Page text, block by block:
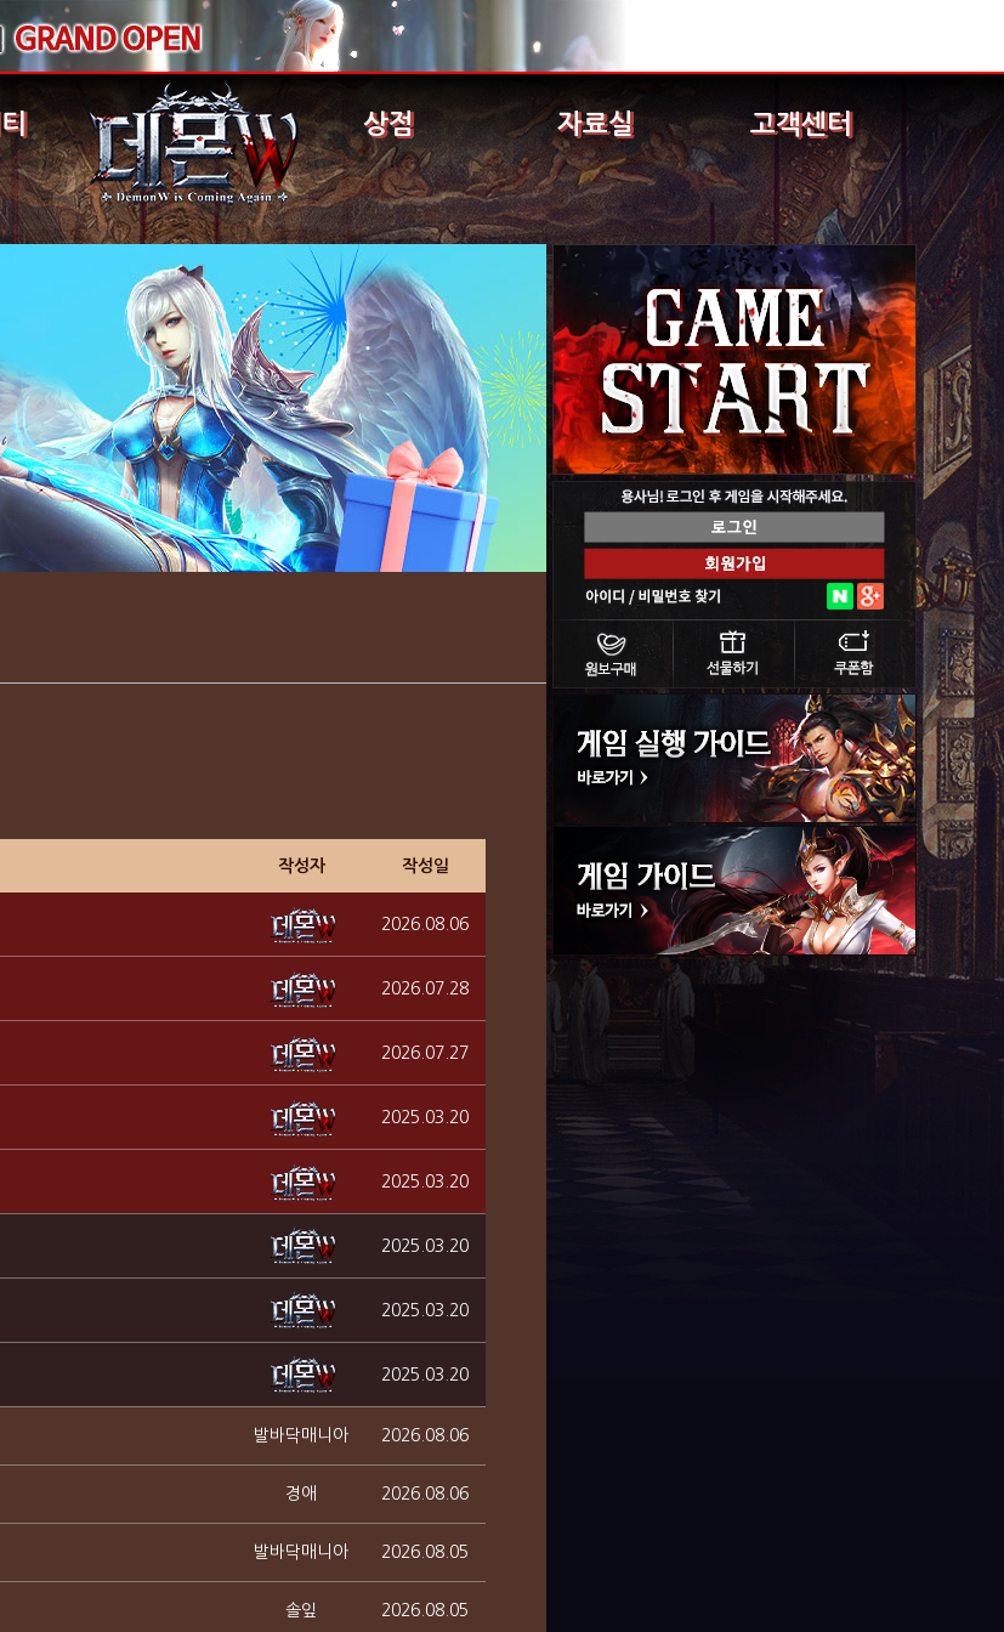
상점 자료실 고객센터
작성자 작성일
2026.08.06
2026.07.28
2026.07.27
2025.03.20
2025.03.20
2025.03.20
2025.03.20
2025.03.20
발바닥매니아 2026.08.06
경애 2026.08.06
발바닥매니아 2026.08.05
솔잎 2026.08.05